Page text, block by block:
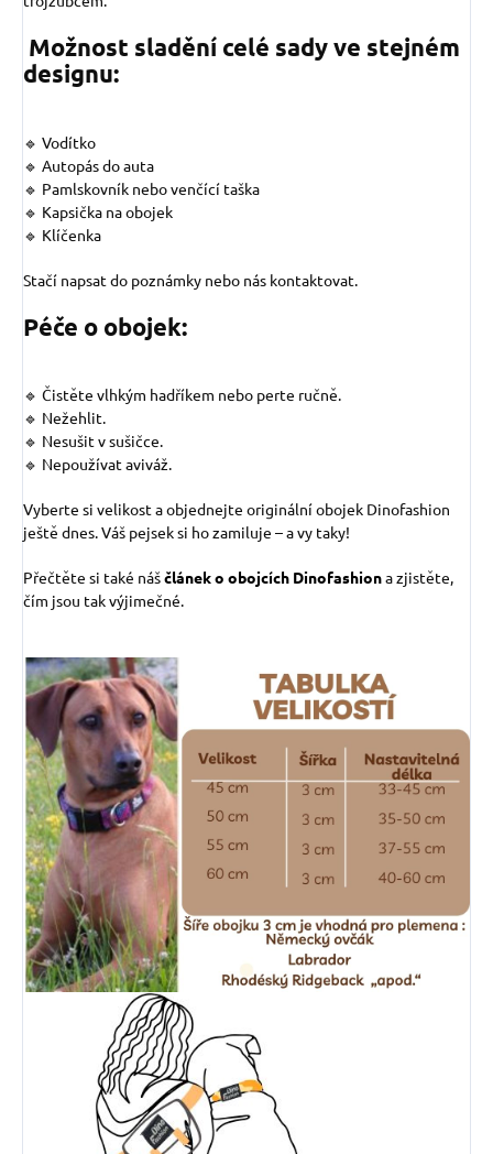
Možnost sladění celé sady ve stejném
designu:
🔹 Vodítko
🔹 Autopás do auta
🔹 Pamlskovník nebo venčící taška
🔹 Kapsička na obojek
🔹 Klíčenka
Stačí napsat do poznámky nebo nás kontaktovat.
Péče o obojek:
🔹 Čistěte vlhkým hadříkem nebo perte ručně.
🔹 Nežehlit.
🔹 Nesušit v sušičce.
🔹 Nepoužívat aviváž.
Vyberte si velikost a objednejte originální obojek Dinofashion
ještě dnes. Váš pejsek si ho zamiluje – a vy taky!
Přečtěte si také náščlánek o obojcích Dinofashiona zjistěte,
čím jsou tak výjimečné.